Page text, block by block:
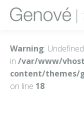
Warning:
in /var/www/
content/themes/
on line 18